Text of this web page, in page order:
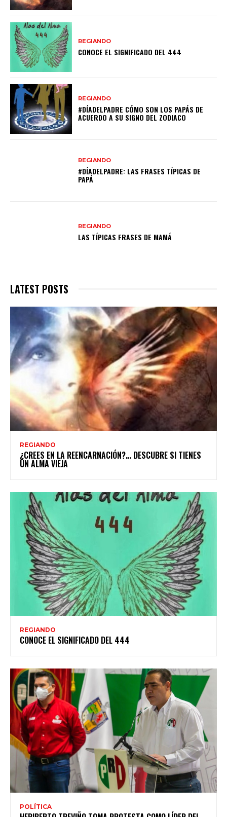
REGIANDO
CONOCE EL SIGNIFICADO DEL 444
REGIANDO
#DÍADELPADRE CÓMO SON LOS PAPÁS DE
ACUERDO A SU SIGNO DEL ZODIACO
REGIANDO
#DÍADELPADRE: LAS FRASES TÍPICAS DE
PAPÁ
REGIANDO
LAS TÍPICAS FRASES DE MAMÁ
LATEST POSTS
REGIANDO
¿CREES EN LA REENCARNACIÓN?… DESCUBRE SI TIENES
UN ALMA VIEJA
REGIANDO
CONOCE EL SIGNIFICADO DEL 444
POLÍTICA